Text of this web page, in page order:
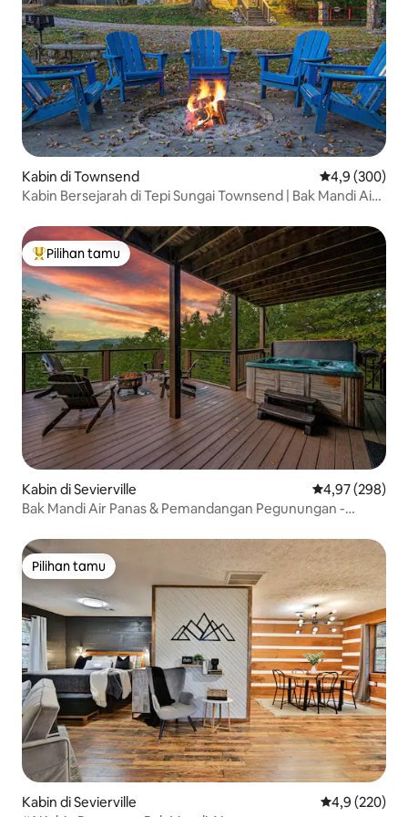
Kabin di Townsend Nilai rata-rata
4,9 (300)
Kabin Bersejarah di Tepi Sungai Townsend | Bak Mandi Air
Pilihan tamu terpopuler
Pilihan tamu
Kabin di Sevierville Nilai rata-rata
4,97 (298)
Bak Mandi Air Panas & Pemandangan Pegunungan -
Pilihan tamu
Pilihan tamu
Kabin di Sevierville Nilai rata-rata
4,9 (220)